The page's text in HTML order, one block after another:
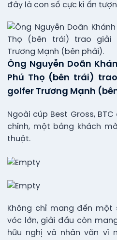
đây là con số cực kì ấn
Ông Nguyễn Doãn
Phú Thọ (bên trái)
golfer Trương Mạnh
Ngoài cúp Best Gross,
chính, một bảng khách
thuật.
Không chỉ mang đến
vóc lớn, giải đấu còn
hữu nghị và nhân văn vì